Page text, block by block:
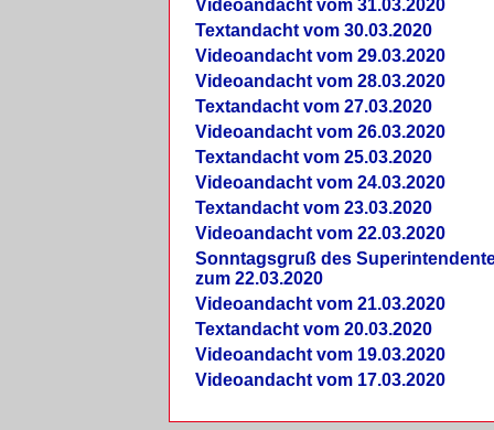
Videoandacht vom 31.03.2020
Textandacht vom 30.03.2020
Videoandacht vom 29.03.2020
Videoandacht vom 28.03.2020
Textandacht vom 27.03.2020
Videoandacht vom 26.03.2020
Textandacht vom 25.03.2020
Videoandacht vom 24.03.2020
Textandacht vom 23.03.2020
Videoandacht vom 22.03.2020
Sonntagsgruß des
zum 22.03.2020
Videoandacht vom 21.03.2020
Textandacht vom 20.03.2020
Videoandacht vom 19.03.2020
Videoandacht vom 17.03.2020